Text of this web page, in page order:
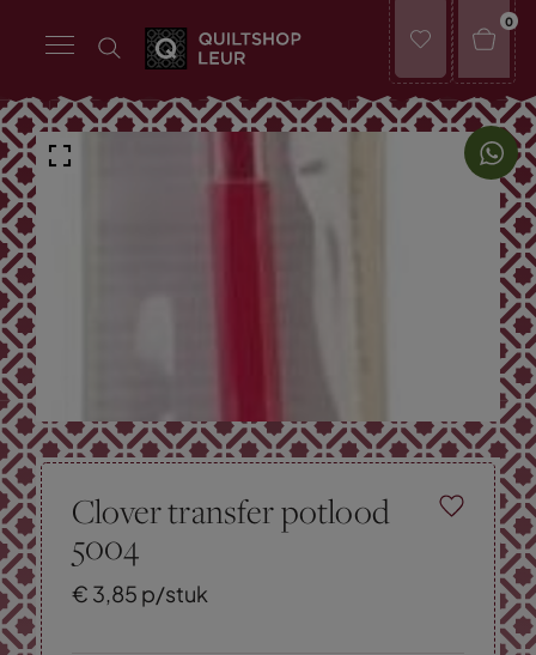
0
Clover transfer potlood
5004
€ 3,85 p/stuk